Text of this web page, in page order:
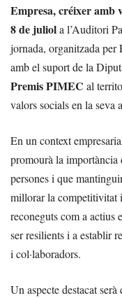
Empresa, créixer amb
8 de juliola l’Auditori
jornada, organitzada
amb el suport de la
Premis PIMEC al
valors socials en la seva
En un context
promourà la importància
persones i que
millorar la competitivitat
reconeguts com a actius
ser resilients i a establir
i col·laboradors.
Un aspecte destacat